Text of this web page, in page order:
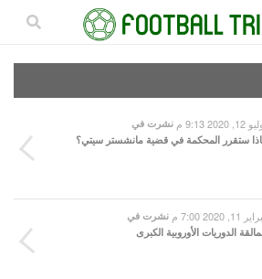
نشرت في 2020 9:13 م
ستقرر المحكمة في قضية مانشستر سيتي؟
نشرت في 2020 7:00 م
الدوريات الأوروبية الكبرى